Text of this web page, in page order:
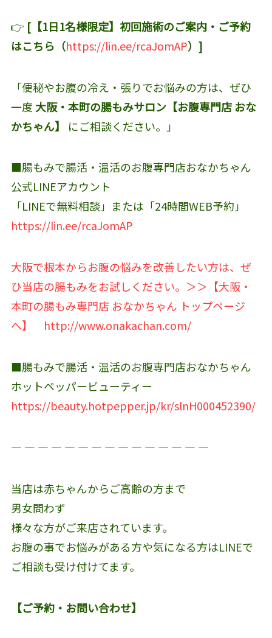
👉 [【1日1名様限定】初回施術のご案内・ご予約
はこちら（https://lin.ee/rcaJomAP）]
「便秘やお腹の冷え・張りでお悩みの方は、ぜひ
一度 大阪・本町の腸もみサロン【お腹専門店 おな
かちゃん】
にご相談ください。」
■腸もみで腸活・温活のお腹専門店おなかちゃん
公式LINEアカウント‬
「LINEで無料相談」または「24時間WEB予約」
https://lin.ee/rcaJomAP
大阪で根本からお腹の悩みを改善したい方は、ぜ
ひ当店の腸もみをお試しください。＞＞【大阪・
本町の腸もみ専門店 おなかちゃん トップページ
へ】
http://www.onakachan.com/
■腸もみで腸活・温活のお腹専門店おなかちゃん
ホットペッパービューティー
https://beauty.hotpepper.jp/kr/slnH000452390/
― ― ― ― ― ― ― ― ― ― ― ― ― ― ―
当店は赤ちゃんからご高齢の方まで
男女問わず
様々な方がご来店されています。
お腹の事でお悩みがある方や気になる方はLINEで
ご相談も受け付けてます。
【ご予約・お問い合わせ】